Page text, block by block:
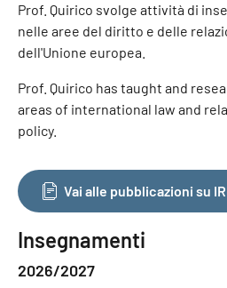
Prof. Quirico svolge attività di
nelle aree del diritto e delle
dell'Unione europea.
Prof. Quirico has taught and
areas of international law and
policy.
Vai alle pubblicazioni su
Insegnamenti
2026/2027